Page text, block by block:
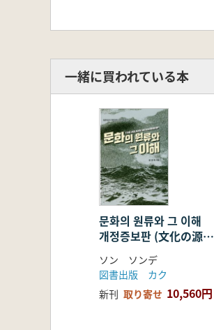
一緒に買われている本
문화의 원류와 그 이해
개정증보판 (文化の源流
とその理解 改訂増補
版)
ソン ソンデ
図書出版 カク
新刊 取り寄せ 10,560円